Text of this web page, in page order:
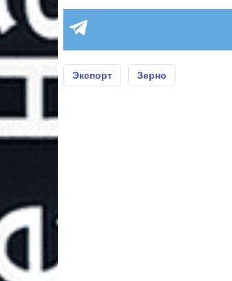
Экспорт Зерно